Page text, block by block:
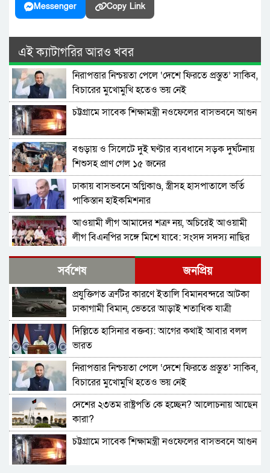
Messenger Copy Link
এই ক্যাটাগরির আরও খবর
নিরাপত্তার নিশ্চয়তা পেলে ‘দেশে ফিরতে প্রস্তুত’ সাকিব,
বিচারের মুখোমুখি হতেও ভয় নেই
চট্টগ্রামে সাবেক শিক্ষামন্ত্রী নওফেলের বাসভবনে আগুন
বগুড়ায় ও সিলেটে দুই ঘণ্টার ব্যবধানে সড়ক দুর্ঘটনায়
শিশুসহ প্রাণ গেল ১৫ জনের
ঢাকায় বাসভবনে অগ্নিকাণ্ড, স্ত্রীসহ হাসপাতালে ভর্তি
পাকিস্তান হাইকমিশনার
আওয়ামী লীগ আমাদের শত্রু নয়, অচিরেই আওয়ামী
লীগ বিএনপির সঙ্গে মিশে যাবে: সংসদ সদস্য নাছির
শহীদ আহসান জুলাই যোদ্ধা নন—দাবি বিএনপি নেতার,
জামায়াত নেতা বললেন, ‘সারজিসও ছাত্রলীগ করতেন’
সাকিব আল হাসানের বাড়িতে পেট্রোল ঢেলে আগুন
দেওয়ার চেষ্টা, ভাঙচুর
গাজীপুর-৫ আসনের সাবেক এমপি আখতারুজ্জামান
গ্রেপ্তার
ফেনীর পুলিশ সুপার; যত কিছুই করি না কেন, কারোরই
মন রক্ষা করতে পারি না
জুলাই গণঅভ্যুত্থান দিবসে হবিগঞ্জে শহীদদের প্রতি
জেলা পুলিশের শ্রদ্ধা
মৌলভীবাজারে যথাযোগ্য মর্যাদায় পালিত জুলাই
সর্বশেষ জনপ্রিয়
প্রযুক্তিগত ত্রুটির কারণে ইতালি বিমানবন্দরে আটকা
ঢাকাগামী বিমান, ভেতরে আড়াই শতাধিক যাত্রী
দিল্লিতে হাসিনার বক্তব্য: আগের কথাই আবার বলল
ভারত
নিরাপত্তার নিশ্চয়তা পেলে ‘দেশে ফিরতে প্রস্তুত’ সাকিব,
বিচারের মুখোমুখি হতেও ভয় নেই
দেশের ২৩তম রাষ্ট্রপতি কে হচ্ছেন? আলোচনায় আছেন
কারা?
চট্টগ্রামে সাবেক শিক্ষামন্ত্রী নওফেলের বাসভবনে আগুন